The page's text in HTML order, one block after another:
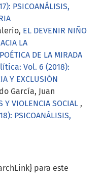
PSICOANÁLISIS,
EL DEVENIR NIÑO
LA
DE LA MIRADA
Vol. 6 (2018):
Y EXCLUSIÓN
García, Juan
Y VIOLENCIA SOCIAL ,
PSICOANÁLISIS,
para este